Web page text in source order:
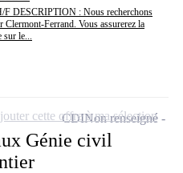
F DESCRIPTION : Nous recherchons
Ferrand. Vous assurerez la
sur le...
Génie civil
CDINon renseigné
cette offre à ma sélection